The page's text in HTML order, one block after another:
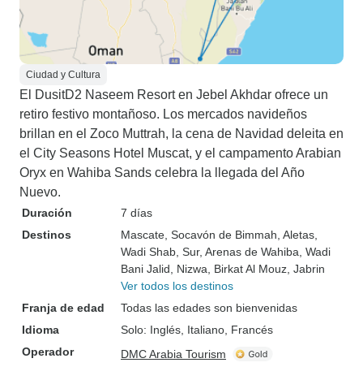
Ciudad y Cultura
El DusitD2 Naseem Resort en Jebel Akhdar ofrece un
retiro festivo montañoso. Los mercados navideños
brillan en el Zoco Muttrah, la cena de Navidad deleita en
el City Seasons Hotel Muscat, y el campamento Arabian
Oryx en Wahiba Sands celebra la llegada del Año
Nuevo.
Duración
7 días
Destinos
Mascate , Socavón de Bimmah , Aletas
Wadi Shab , Sur, Arenas de Wahiba , Wadi
Bani Jalid , Nizwa , Birkat Al Mouz , Jabrin
Ver todos los destinos
Franja de edad
Todas las edades son bienvenidas
Idioma
Solo: Inglés, Italiano, Francés
Operador
DMC Arabia Tourism